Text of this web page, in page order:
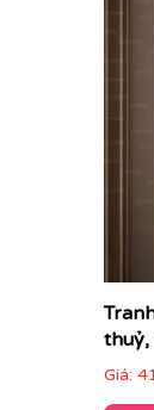
thuỷ,
Giá: